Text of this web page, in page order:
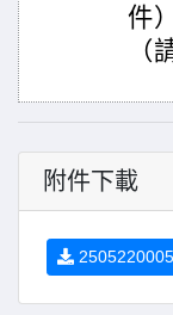
件
（
附件下載